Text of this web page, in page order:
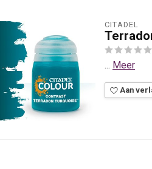
CITADEL
... Meer
Aan